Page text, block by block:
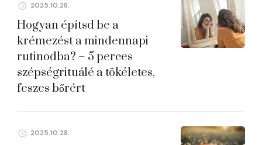
2025.10.28.
Hogyan építsd be a
krémezést a mindennapi
rutinodba? – 5 perces
szépségrituálé a tökéletes,
feszes bőrért
2025.10.28.